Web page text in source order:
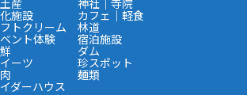
施設 カフェ｜軽食
トクリーム 林道
ント体験 宿泊施設
ダム
ーツ 珍スポット
麺類
ダーハウス